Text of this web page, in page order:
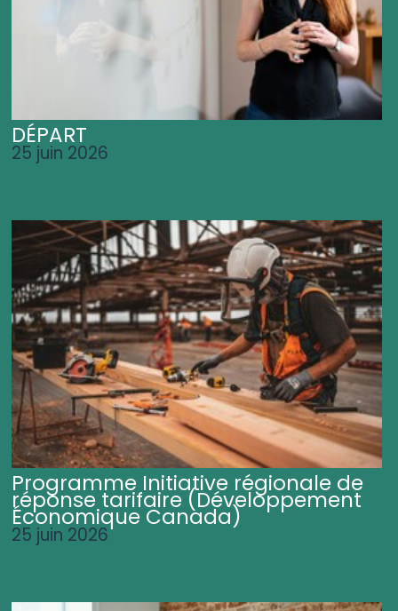
DÉPART
25 juin 2026
Programme Initiative régionale de
réponse tarifaire (Développement
Économique Canada)
25 juin 2026